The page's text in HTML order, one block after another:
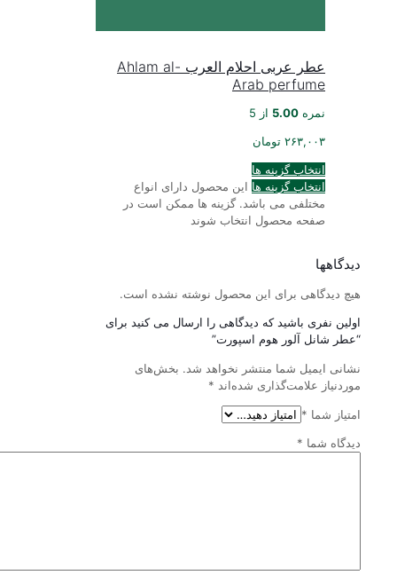
عطر عربی احلام العرب Ahlam al-
Arab perfume
نمره 5.00از 5
۲۶۳,۰۰۳ تومان
انتخاب گزینه ها
انتخاب گزینه ها این محصول دارای انواع
مختلفی می باشد. گزینه ها ممکن است در
صفحه محصول انتخاب شوند
دیدگاهها
هیچ دیدگاهی برای این محصول نوشته نشده است.
اولین نفری باشید که دیدگاهی را ارسال می کنید برای
“عطر شانل آلور هوم اسپورت”
نشانی ایمیل شما منتشر نخواهد شد. بخش‌های
موردنیاز علامت‌گذاری شده‌اند*
امتیاز شما*
دیدگاه شما*